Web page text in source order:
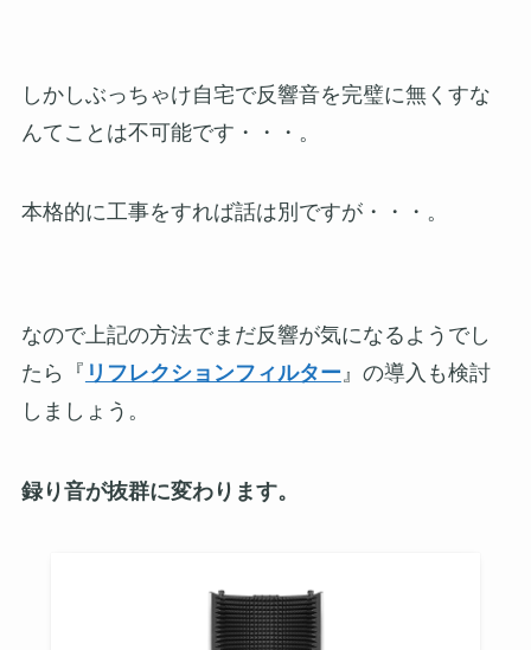
しかしぶっちゃけ自宅で反響音を完璧に無くすな
んてことは不可能です・・・。
本格的に工事をすれば話は別ですが・・・。
なので上記の方法でまだ反響が気になるようでし
たら『 リフレクションフィルター』の導入も検討
しましょう。
録り音が抜群に変わります。